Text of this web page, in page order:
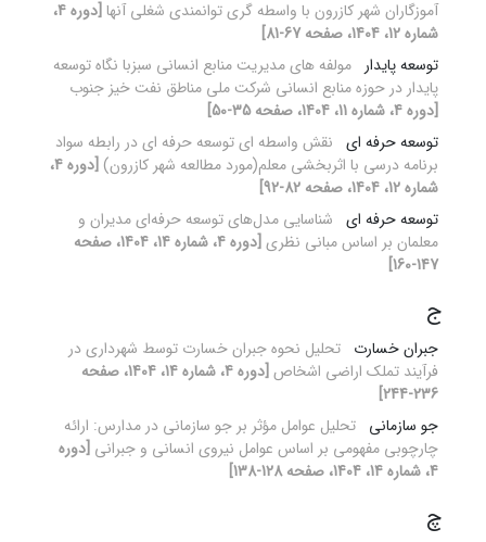
آموزگاران شهر کازرون با واسطه گری توانمندی شغلی آنها
[دوره 4،
شماره 12، 1404، صفحه 67-81]
توسعه پایدار مولفه های مدیریت منابع انسانی سبزبا نگاه توسعه
پایدار در حوزه منابع انسانی شرکت ملی مناطق نفت خیز جنوب
[دوره 4، شماره 11، 1404، صفحه 35-50]
توسعه حرفه ای نقش واسطه ای توسعه حرفه ای در رابطه سواد
برنامه درسی با اثربخشی معلم(مورد مطالعه شهر کازرون)
[دوره 4،
شماره 12، 1404، صفحه 82-92]
توسعه حرفه ای شناسایی مدل‌های توسعه حرفه‌ای مدیران و
معلمان بر اساس مبانی نظری
[دوره 4، شماره 14، 1404، صفحه
147-160]
ج
جبران خسارت تحلیل نحوه جبران خسارت توسط شهرداری در
فرآیند تملک اراضی اشخاص
[دوره 4، شماره 14، 1404، صفحه
236-244]
جو سازمانی تحلیل عوامل مؤثر بر جو سازمانی در مدارس: ارائه
چارچوبی مفهومی بر اساس عوامل نیروی انسانی و جبرانی [دوره
4، شماره 14، 1404، صفحه 128-138]
چ